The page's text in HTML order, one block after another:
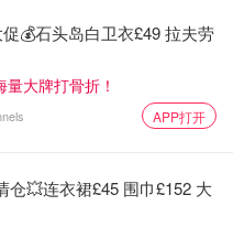
💰石头岛白卫衣£49 拉夫劳
大牌打骨折！
APP打开
仓💥连衣裙£45 围巾£152 大